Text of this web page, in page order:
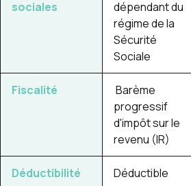
sociales
dépendant du
régime de la
Sécurité
Sociale
Fiscalité
Barème
progressif
d'impôt sur le
revenu (IR)
Déductibilité Déductible